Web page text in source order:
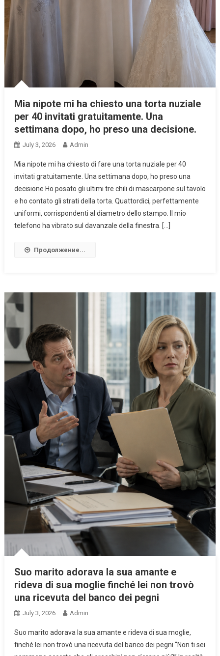
Mia nipote mi ha chiesto una torta nuziale
per 40 invitati gratuitamente. Una
settimana dopo, ho preso una decisione.
July 3, 2026 Admin
Mia nipote mi ha chiesto di fare una torta nuziale per 40
invitati gratuitamente. Una settimana dopo, ho preso una
decisione Ho posato gli ultimi tre chili di mascarpone sul tavolo
e ho contato gli strati della torta. Quattordici, perfettamente
uniformi, corrispondenti al diametro dello stampo. Il mio
telefono ha vibrato sul davanzale della finestra. […]
Продолжение...
Suo marito adorava la sua amante e
rideva di sua moglie finché lei non trovò
una ricevuta del banco dei pegni
July 3, 2026 Admin
Suo marito adorava la sua amante e rideva di sua moglie,
finché lei non trovò una ricevuta del banco dei pegni “Non ti sei